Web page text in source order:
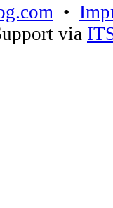
•
via